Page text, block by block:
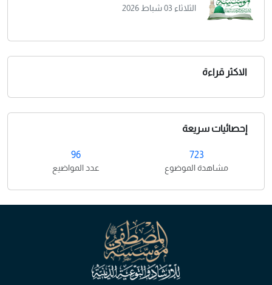
الثلاثاء 03 شباط 2026
الاكثر قراءة
إحصائيات سريعة
723
مشاهدة الموضوع
96
عدد المواضيع